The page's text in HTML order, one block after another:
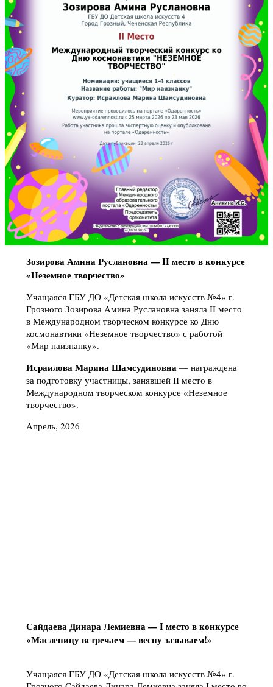
Зозирова Амина Руслановна — II место в конкурсе
«Неземное творчество»
Учащаяся ГБУ ДО «Детская школа искусств №4» г.
Грозного Зозирова Амина Руслановна заняла II место
в Международном творческом конкурсе ко Дню
космонавтики «Неземное творчество» с работой
«Мир наизнанку».
Исраилова Марина Шамсудиновна — награждена
за подготовку участницы, занявшей II место в
Международном творческом конкурсе «Неземное
творчество».
Апрель, 2026
Сайдаева Динара Лемиевна — I место в конкурсе
«Масленицу встречаем — весну зазываем!»
Учащаяся ГБУ ДО «Детская школа искусств №4» г.